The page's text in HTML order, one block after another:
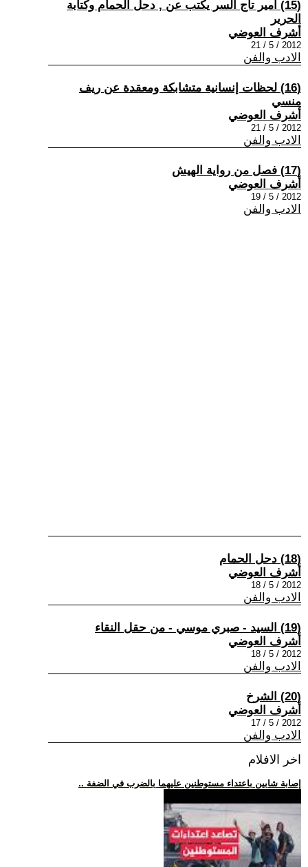
(15) أمير تاج السر يكتب عن , دحل الحمام وكتابة
الحرير
أشرف العوضي
2012 / 5 / 21
الادب والفن
(16) لحظات إنسانية متشابكة ومعقدة عن ريف
منسي
أشرف العوضي
2012 / 5 / 21
الادب والفن
(17) فصل من رواية الهيش
أشرف العوضي
2012 / 5 / 19
الادب والفن
(18) دحل الحمام
أشرف العوضي
2012 / 5 / 18
الادب والفن
(19) السيد - صبري موسي - من حقل النقاء
أشرف العوضي
2012 / 5 / 18
الادب والفن
(20) الشرخ
أشرف العوضي
2012 / 5 / 17
الادب والفن
اخر الافلام
.. إصابة شابين باعتداء مستوطنين عليهما بالضرب في الضفة